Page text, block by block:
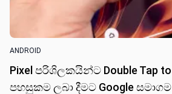
ANDROID
Pixel පරිශිලකයින්ට Double Tap to
පහසුකම ලබා දීමට Google